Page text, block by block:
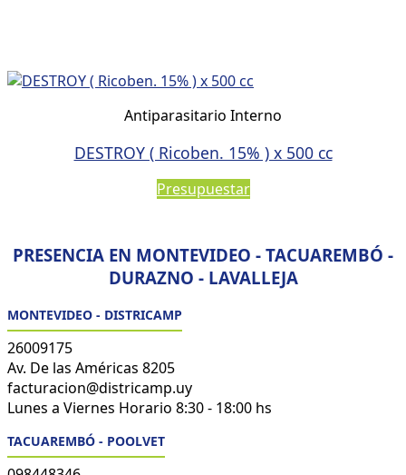
Antiparasitario Interno
DESTROY ( Ricoben. 15% ) x 500 cc
Presupuestar
PRESENCIA EN MONTEVIDEO - TACUAREMBÓ -
DURAZNO - LAVALLEJA
MONTEVIDEO - DISTRICAMP
26009175
Av. De las Américas 8205
facturacion@districamp.uy
Lunes a Viernes Horario 8:30 - 18:00 hs
TACUAREMBÓ - POOLVET